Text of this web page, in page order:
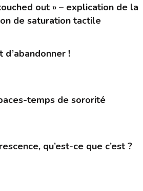
out » – explication de la
de saturation tactile
d’abandonner !
temps de sororité
qu’est-ce que c’est ?